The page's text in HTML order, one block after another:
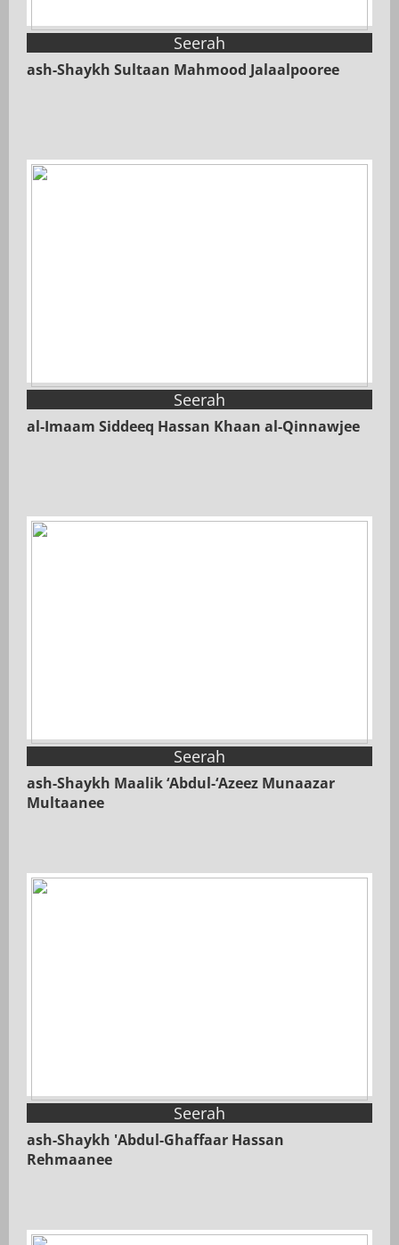
Seerah
ash-Shaykh Sultaan Mahmood Jalaalpooree
Seerah
al-Imaam Siddeeq Hassan Khaan al-Qinnawjee
Seerah
ash-Shaykh Maalik ‘Abdul-‘Azeez Munaazar
Multaanee
Seerah
ash-Shaykh 'Abdul-Ghaffaar Hassan
Rehmaanee